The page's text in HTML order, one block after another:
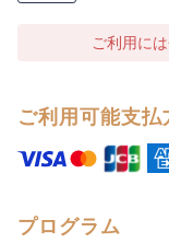
ご利用に
ご利用可能支払
プログラム